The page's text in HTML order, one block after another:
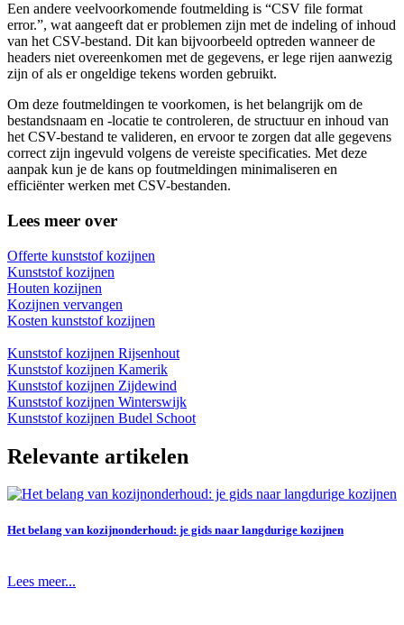
Een andere veelvoorkomende foutmelding is “CSV file format
error.”, wat aangeeft dat er problemen zijn met de indeling of inhoud
van het CSV-bestand. Dit kan bijvoorbeeld optreden wanneer de
headers niet overeenkomen met de gegevens, er lege rijen aanwezig
zijn of als er ongeldige tekens worden gebruikt.
Om deze foutmeldingen te voorkomen, is het belangrijk om de
bestandsnaam en -locatie te controleren, de structuur en inhoud van
het CSV-bestand te valideren, en ervoor te zorgen dat alle gegevens
correct zijn ingevuld volgens de vereiste specificaties. Met deze
aanpak kun je de kans op foutmeldingen minimaliseren en
efficiënter werken met CSV-bestanden.
Lees meer over
Offerte kunststof kozijnen
Kunststof kozijnen
Houten kozijnen
Kozijnen vervangen
Kosten kunststof kozijnen
Kunststof kozijnen Rijsenhout
Kunststof kozijnen Kamerik
Kunststof kozijnen Zijdewind
Kunststof kozijnen Winterswijk
Kunststof kozijnen Budel Schoot
Relevante artikelen
Het belang van kozijnonderhoud: je gids naar langdurige kozijnen
Lees meer...